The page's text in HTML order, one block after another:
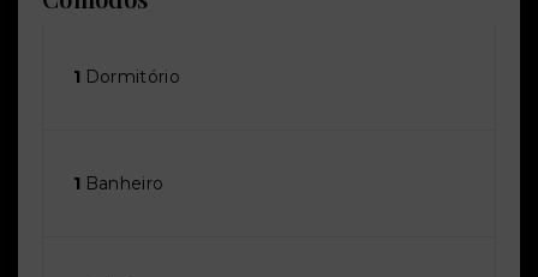
1 Dormitório
1 Banheiro